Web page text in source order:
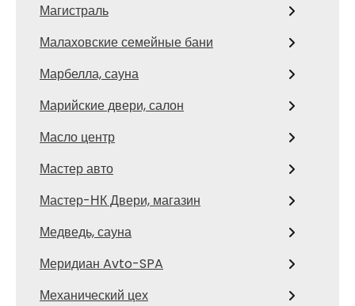
Магистраль
Малаховские семейные бани
Марбелла, сауна
Марийские двери, салон
Масло центр
Мастер авто
Мастер-НК Двери, магазин
Медведь, сауна
Меридиан Avto-SPA
Механический цех